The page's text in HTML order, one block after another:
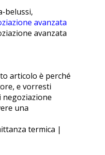
belussi,
avanzata
avanzata
articolo è perché
e vorresti
negoziazione
una